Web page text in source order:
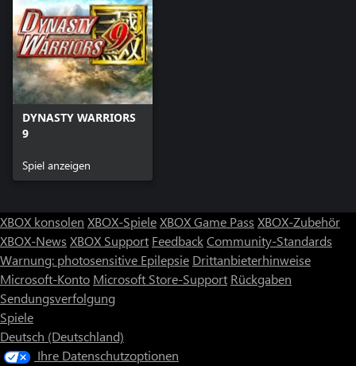
DYNASTY WARRIORS
9
Spiel anzeigen
XBOX konsolen XBOX-SpieleXBOX Game Pass XBOX-Zubehör
XBOX-News XBOX Support FeedbackCommunity-Standards
Warnung: photosensitive Epilepsie Drittanbieterhinweise
Microsoft-Konto Microsoft Store-Support Rückgaben
Sendungsverfolgung
Spiele
Deutsch (Deutschland)
Ihre Datenschutzoptionen